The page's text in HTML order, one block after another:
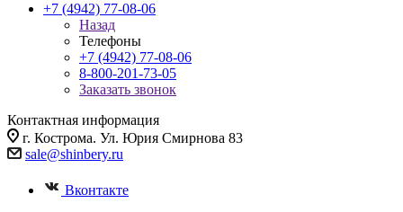
+7 (4942) 77-08-06
Назад
Телефоны
+7 (4942) 77-08-06
8-800-201-73-05
Заказать звонок
Контактная информация
г. Кострома. Ул. Юрия Смирнова 83
sale@shinbery.ru
Вконтакте